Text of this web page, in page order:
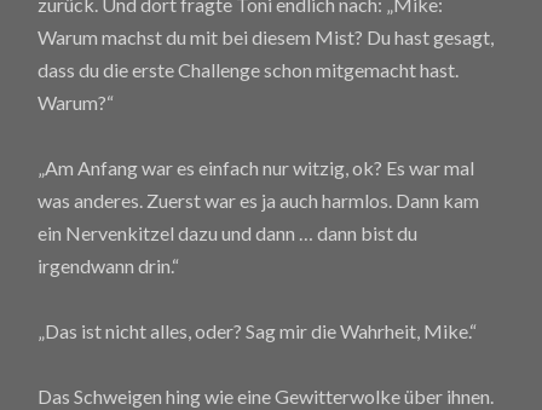
Warum machst du mit bei diesem Mist? Du hast gesagt,
dass du die erste Challenge schon mitgemacht hast.
Warum?“
„Am Anfang war es einfach nur witzig, ok? Es war mal
was anderes. Zuerst war es ja auch harmlos. Dann kam
ein Nervenkitzel dazu und dann … dann bist du
irgendwann drin.“
„Das ist nicht alles, oder? Sag mir die Wahrheit, Mike.“
Das Schweigen hing wie eine Gewitterwolke über ihnen.